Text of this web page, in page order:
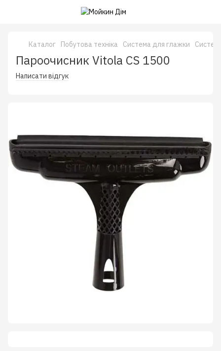
Каталог Побутова техніка Система для глажки
Пароочисник Vitola CS 1500
Написати відгук